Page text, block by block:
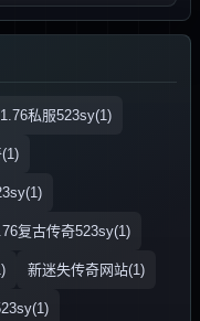
私服523sy(1)
复古传奇523sy(1)
新迷失传奇网站(1)